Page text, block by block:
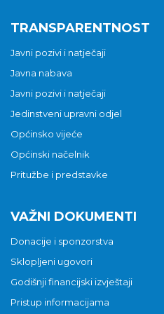
TRANSPARENTNOST
Javni pozivi i natječaji
Javna nabava
Javni pozivi i natječaji
Jedinstveni upravni odjel
Općinsko vijeće
Općinski načelnik
Pritužbe i predstavke
VAŽNI DOKUMENTI
Donacije i sponzorstva
Sklopljeni ugovori
Godišnji financijski izvještaji
Pristup informacijama